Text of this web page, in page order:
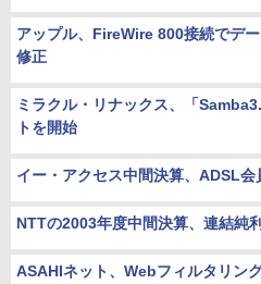
アップル、FireWire 800接続でデ
修正
ミラクル・リナックス、「
トを開始
イー・アクセス中間決算、ADSL会
NTTの2003年度中間決算、連結純
ASAHIネット、Webフィルタリン